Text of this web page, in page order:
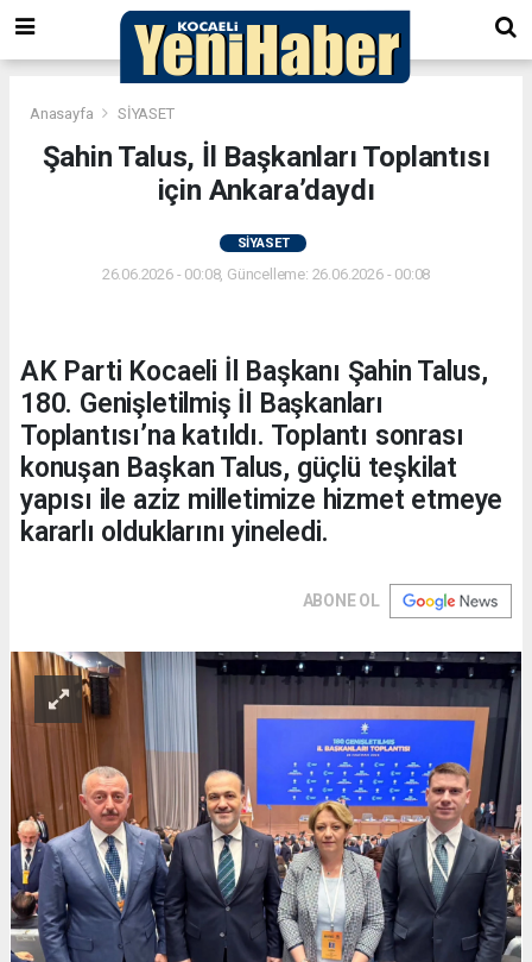
Anasayfa SİYASET
Şahin Talus, İl Başkanları Toplantısı
için Ankara’daydı
SİYASET
26.06.2026 - 00:08, Güncelleme: 26.06.2026 - 00:08
AK Parti Kocaeli İl Başkanı Şahin Talus,
180. Genişletilmiş İl Başkanları
Toplantısı’na katıldı. Toplantı sonrası
konuşan Başkan Talus, güçlü teşkilat
yapısı ile aziz milletimize hizmet etmeye
kararlı olduklarını yineledi.
ABONE OL